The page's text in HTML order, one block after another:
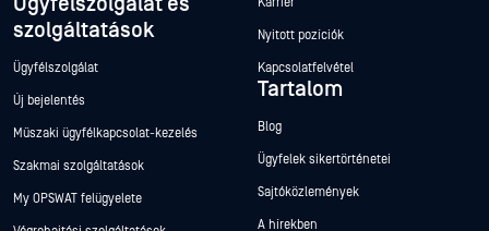
szolgáltatások
Ügyfélszolgálat
Új bejelentés
Műszaki ügyfélkapcsolat-kezelés
Szakmai szolgáltatások
My OPSWAT felügyelete
Karrier
Nyitott pozíciók
Kapcsolatfelvétel
Tartalom
Blog
Ügyfelek sikertörténetei
Sajtóközlemények
A hírekben